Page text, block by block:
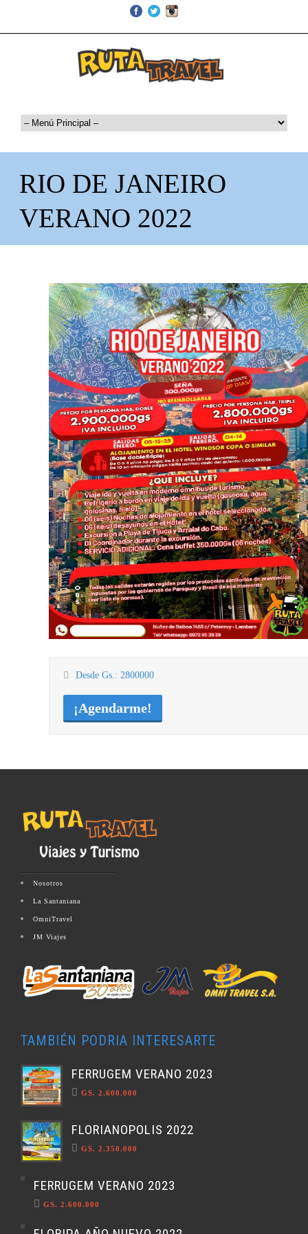
RIO DE JANEIRO
VERANO 2022
Desde Gs.: 2800000
¡Agendarme!
Nosotros
La Santaniana
OmniTravel
JM Viajes
TAMBIÉN PODRIA INTERESARTE
FERRUGEM VERANO 2023
GS. 2.600.000
FLORIANOPOLIS 2022
GS. 2.350.000
FERRUGEM VERANO 2023
GS. 2.600.000